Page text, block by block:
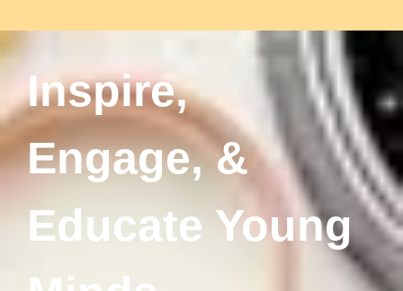
Inspire,
Engage, &
Educate Young